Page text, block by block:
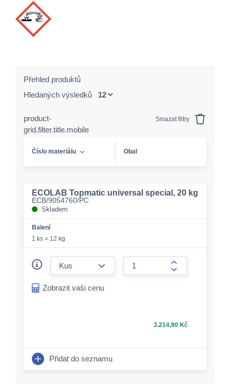
Přehled produktů
Hledaných výsledků
product-
grid.filter.title.mobile
Smazat filtry
Číslo materiálu Obal
ECOLAB Topmatic universal special, 20 kg
ECB/9054760/PC
Skladem
Balení
1 ks = 12 kg
form.increase-
Zobrazit vaši cenu
3.214,90 Kč
Přidat do seznamu